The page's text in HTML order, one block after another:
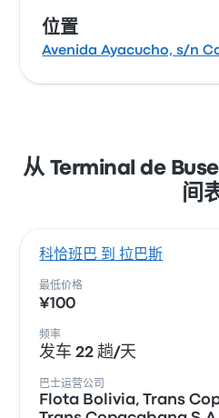
位置
Avenida Ayacucho, s/n
从 Terminal de
间
科恰班巴 到 拉巴斯
最低价格
¥100
频率
发车 22 趟/天
巴士运营公司
Flota Bolivia, Trans